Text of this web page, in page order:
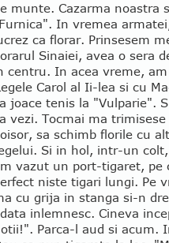
munte. Cazarma noastra
In vremea
ca florar. Prinsesem
Sinaiei, avea o sera
centru. In acea vreme,
Carol al Ii-lea si cu
joace tenis la "Vulparie".
vezi. Tocmai ma
sa schimb florile cu
Si in hol, intr-un
vazut un port-tigaret, pe
niste tigari lungi. Pe
cu grija in stanga si-n
inlemnesc. Cineva
Parca-l aud si acum.